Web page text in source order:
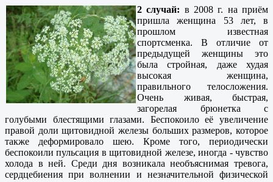
2 случай: в 2008 г. на приём
пришла женщина 53 лет, в
прошлом известная
спортсменка. В отличие от
предыдущей женщины это
была стройная, даже худая
высокая женщина,
правильного телосложения.
Очень живая, быстрая,
загорелая брюнетка с
голубыми блестящими глазами. Беспокоило её увеличение
правой доли щитовидной железы больших размеров, которое
также деформировало шею. Кроме того, периодически
беспокоили пульсация в щитовидной железе, иногда - чувство
холода в ней. Среди дня возникала необъяснимая тревога,
сердцебиения при волнении и незначительной физической